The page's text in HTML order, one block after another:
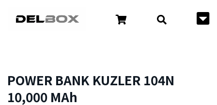
POWER BANK KUZLER 104N
10,000 MAh